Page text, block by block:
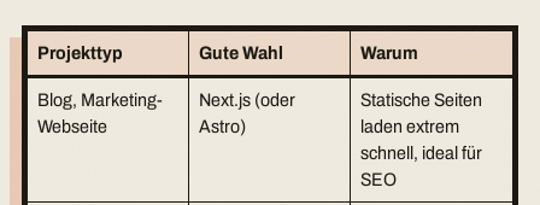
Projekttyp Gute Wahl Warum
Blog, Marketing-
Webseite
Next.js (oder
Astro)
Statische Seiten
laden extrem
schnell, ideal für
SEO